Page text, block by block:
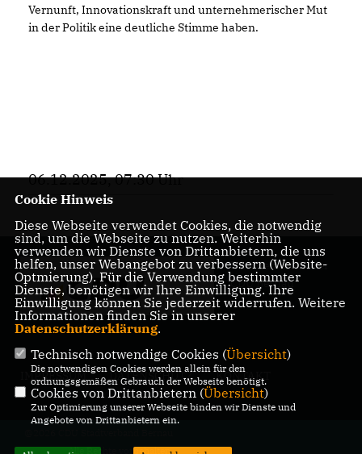
Vernunft, Innovationskraft und unternehmerischer Mut
in der Politik eine deutliche Stimme haben.
06.12.2025, 07:30 Uhr
Internetauftritt der
CDU Bernau
IMPRESSUM DATENSCHUTZ KONTAKT
Alle Rechte vorbehalten.
Cookie Hinweis
Diese Webseite verwendet Cookies, die notwendig
sind, um die Webseite zu nutzen. Weiterhin
verwenden wir Dienste von Drittanbietern, die uns
helfen, unser Webangebot zu verbessern (Website-
Optmierung). Für die Verwendung bestimmter
Dienste, benötigen wir Ihre Einwilligung. Ihre
Einwilligung können Sie jederzeit widerrufen. Weitere
Informationen finden Sie in unserer
Datenschutzerklärung.
Technisch notwendige Cookies (Übersicht)
Die notwendigen Cookies werden allein für den
ordnungsgemäßen Gebrauch der Webseite benötigt.
Cookies von Drittanbietern (Übersicht)
Zur Optimierung unserer Webseite binden wir Dienste und
Angebote von Drittanbietern ein.